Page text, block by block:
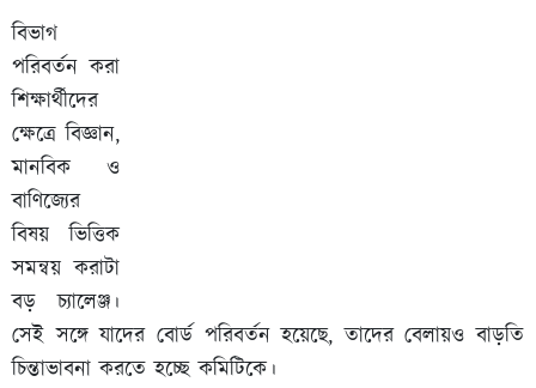
বিভাগ
পরিবর্তন করা
শিক্ষার্থীদের
ক্ষেত্রে বিজ্ঞান,
মানবিক ও
বাণিজ্যের
বিষয় ভিত্তিক
সমন্বয় করাটা
বড় চ্যালেঞ্জ।
সেই সঙ্গে যাদের বোর্ড পরিবর্তন হয়েছে, তাদের বেলায়ও বাড়তি
চিন্তাভাবনা করতে হচ্ছে কমিটিকে।